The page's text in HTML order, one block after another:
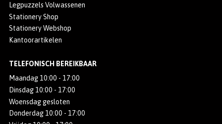
Legpuzzels Volwassenen
Stationery Shop
Stationery Webshop
Kantoorartikelen
TELEFONISCH BEREIKBAAR
Maandag 10:00 - 17:00
Dinsdag 10:00 - 17:00
Woensdag gesloten
Donderdag 10:00 - 17:00